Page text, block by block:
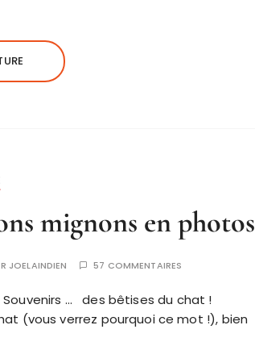
mignons en photos
JOELAINDIEN 57 COMMENTAIRES
Souvenirs … des bêtises du chat !
(vous verrez pourquoi ce mot !), bien